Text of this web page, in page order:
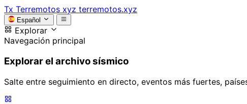
Tx Terremotos xyz terremotos.xyz
Español
Explorar
Navegación principal
Explorar el archivo sísmico
Salte entre seguimiento en directo, eventos más fuertes,